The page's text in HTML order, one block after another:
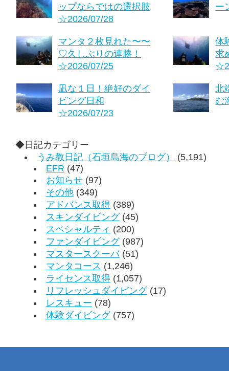
ップならではの選択肢
☆2026/07/28
ー
マンタ２枚見れた〜〜
♡久しぶりの連勝！
☆2026/07/25
体
求
凪な１日！絶好のダイ
ビング日和
☆2026/07/23
北
む
◆日記カテゴリー
うみ教日記（石垣島海のブログ）
(5,191)
EFR (47)
お知らせ (97)
その他 (349)
アドバンス取得 (389)
スキンダイビング(45)
スペシャルティ (200)
ファンダイビング(987)
マスタースクーバ(51)
マンタコース (1,246)
ライセンス取得 (1,057)
リフレッシュダイビング(17)
レスキュー (78)
体験ダイビング(757)